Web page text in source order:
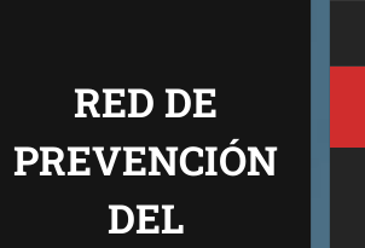
RED DE
PREVENCIÓN
DEL